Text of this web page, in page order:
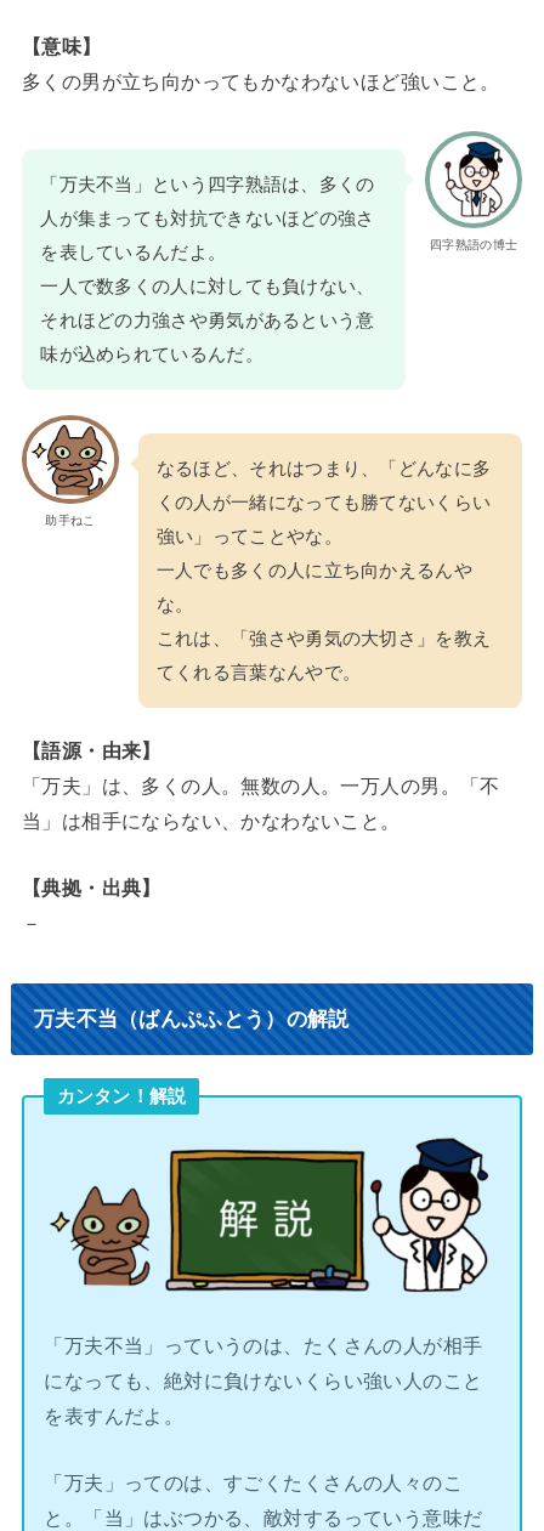
【意味】
多くの男が立ち向かってもかなわないほど強いこと。
四字熟語の博士
「万夫不当」という四字熟語は、多くの
人が集まっても対抗できないほどの強さ
を表しているんだよ。
一人で数多くの人に対しても負けない、
それほどの力強さや勇気があるという意
味が込められているんだ。
助手ねこ
なるほど、それはつまり、「どんなに多
くの人が一緒になっても勝てないくらい
強い」ってことやな。
一人でも多くの人に立ち向かえるんや
な。
これは、「強さや勇気の大切さ」を教え
てくれる言葉なんやで。
【語源・由来】
「万夫」は、多くの人。無数の人。一万人の男。「不
当」は相手にならない、かなわないこと。
【典拠・出典】
－
万夫不当（ばんぷふとう）の解説
カンタン！解説
「万夫不当」っていうのは、たくさんの人が相手
になっても、絶対に負けないくらい強い人のこと
を表すんだよ。
「万夫」ってのは、すごくたくさんの人々のこ
と。「当」はぶつかる、敵対するっていう意味だ